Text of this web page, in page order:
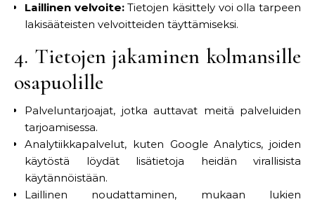
Laillinen velvoite:Tietojen käsittely voi olla tarpeen
lakisääteisten velvoitteiden täyttämiseksi.
4. Tietojen jakaminen kolmansille
osapuolille
Palveluntarjoajat, jotka auttavat meitä palveluiden
tarjoamisessa.
Analytiikkapalvelut, kuten Google Analytics, joiden
käytöstä löydät lisätietoja heidän virallisista
käytännöistään.
Laillinen noudattaminen, mukaan lukien